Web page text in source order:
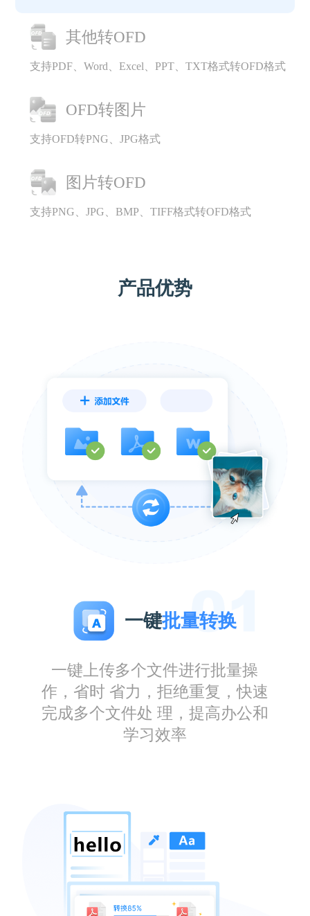
其他转OFD
支持PDF、Word、Excel、PPT、TXT格式转OFD格式
OFD转图片
支持OFD转PNG、JPG格式
图片转OFD
支持PNG、JPG、BMP、TIFF格式转OFD格式
产品优势
一键批量转换
一键上传多个文件进行批量操
作，省时 省力，拒绝重复，快速
完成多个文件处 理，提高办公和
学习效率